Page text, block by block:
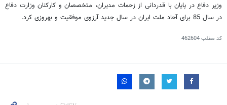
وزیر دفاع در پایان با قدردانی از زحمات مدیران، متخصصان و کارکنان وزارت دفاع
در سال 85 برای آحاد ملت ایران در سال جدید آرزوی موفقیت و بهروزی کرد.
کد مطلب462604